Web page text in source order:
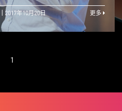
2017年10月20日 更多
1